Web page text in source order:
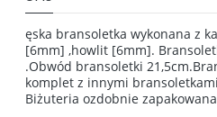
ęska bransoletka wykonana z
[6mm] ,howlit [6mm].
.Obwód bransoletki
komplet z innymi
Biżuteria ozdobnie zapakowana